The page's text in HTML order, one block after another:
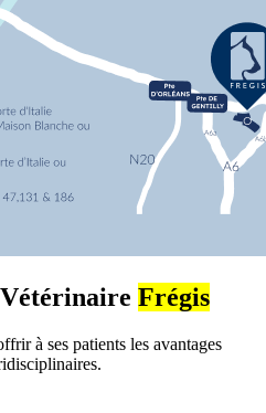
Frégis
à ses patients les avantages